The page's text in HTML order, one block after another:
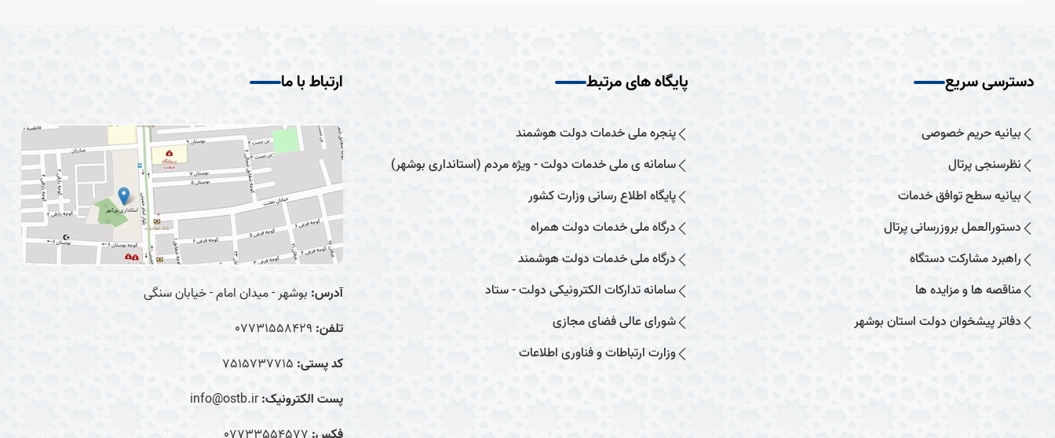
دسترسی سریع
بیانیه حریم خصوصی
نظرسنجی پرتال
بیانیه سطح توافق خدمات
دستورالعمل بروزرسانی پرتال
راهبرد مشارکت دستگاه
مناقصه ها و مزایده ها
دفاتر پیشخوان دولت استان بوشهر
پایگاه های مرتبط
پنجره ملی خدمات دولت هوشمند
سامانه ی ملی خدمات دولت - ویژه مردم (استانداری بوشهر)
پایگاه اطلاع رسانی وزارت کشور
درگاه ملی خدمات دولت همراه
درگاه ملی خدمات دولت هوشمند
سامانه تدارکات الکترونیکی دولت - ستاد
شورای عالی فضای مجازی
وزارت ارتباطات و فناوری اطلاعات
ارتباط با ما
آدرس: بوشهر - میدان امام - خیابان سنگی
تلفن: 07731558429
کد پستی: 7515737715
پست الکترونیک:info@ostb.ir